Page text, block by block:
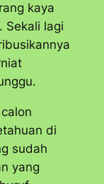
kaya
Sekali lagi
di
sudah
yang